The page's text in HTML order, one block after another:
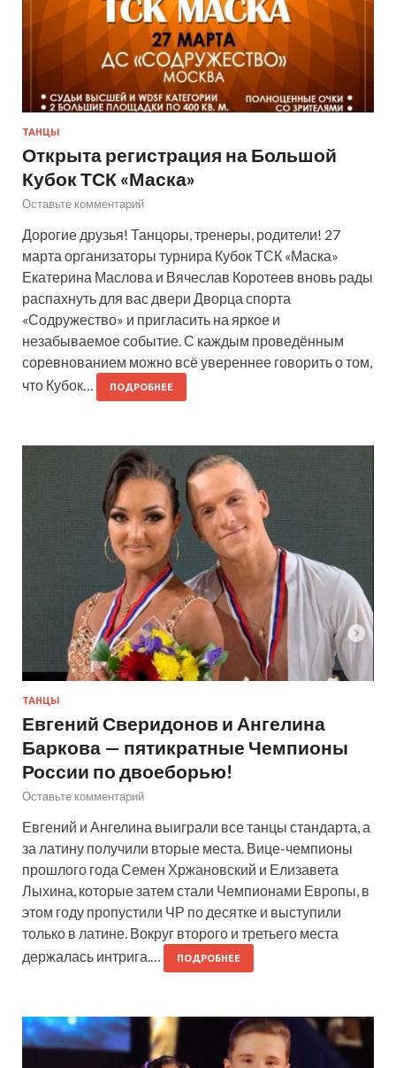
ТАНЦЫ
Открыта регистрация на Большой
Кубок ТСК «Маска»
Оставьте комментарий
Дорогие друзья! Танцоры, тренеры, родители! 27
марта организаторы турнира Кубок ТСК «Маска»
Екатерина Маслова и Вячеслав Коротеев вновь рады
распахнуть для вас двери Дворца спорта
«Содружество» и пригласить на яркое и
незабываемое событие. С каждым проведённым
соревнованием можно всё увереннее говорить о том,
что Кубок…
ПОДРОБНЕЕ
ТАНЦЫ
Евгений Сверидонов и Ангелина
Баркова — пятикратные Чемпионы
России по двоеборью!
Оставьте комментарий
Евгений и Ангелина выиграли все танцы стандарта, а
за латину получили вторые места. Вице-чемпионы
прошлого года Семен Хржановский и Елизавета
Лыхина, которые затем стали Чемпионами Европы, в
этом году пропустили ЧР по десятке и выступили
только в латине. Вокруг второго и третьего места
держалась интрига.…
ПОДРОБНЕЕ